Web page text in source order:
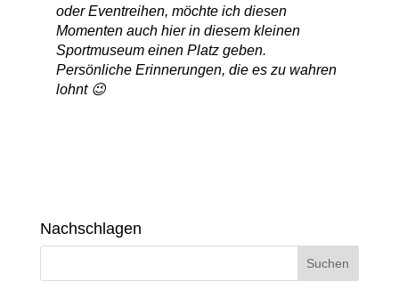
oder Eventreihen, möchte ich diesen
Momenten auch hier in diesem kleinen
Sportmuseum einen Platz geben.
Persönliche Erinnerungen, die es zu wahren
lohnt 😉
Nachschlagen